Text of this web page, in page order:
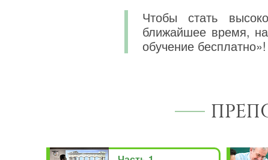
Чтобы стать
ближайшее время,
обучение бесплатно»!